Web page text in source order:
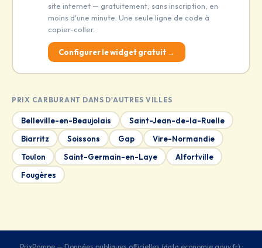
site internet — gratuitement, sans inscription, en
moins d'une minute. Une seule ligne de code à
copier-coller.
Configurer le widget gratuit →
PRIX CARBURANT DANS D'AUTRES VILLES
Belleville-en-Beaujolais
Saint-Jean-de-la-Ruelle
Biarritz
Soissons Gap
Vire-Normandie
Toulon
Saint-Germain-en-Laye
Alfortville
Fougères